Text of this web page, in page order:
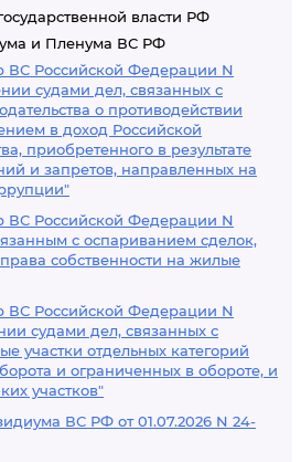
власти РФ
и Пленума ВС РФ
ВС Российской Федерации N
судами дел, связанных с
о противодействии
в доход Российской
приобретенного в результате
и запретов, направленных на
ВС Российской Федерации N
с оспариванием сделок,
собственности на жилые
ВС Российской Федерации N
судами дел, связанных с
участки отдельных категорий
и ограниченных в обороте, и
участков"
ВС РФ от 01.07.2026 N 24-